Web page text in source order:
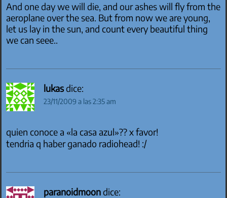
And one day we will die, and our ashes will fly from the
aeroplane over the sea. But from now we are young,
let us lay in the sun, and count every beautiful thing
we can seee..
lukasdice:
23/11/2009 a las 2:35 am
quien conoce a «la casa azul»?? x favor!
tendria q haber ganado radiohead! :/
paranoidmoondice: